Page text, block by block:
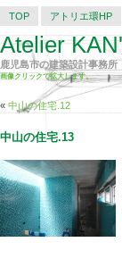
TOP アトリエ環HP
Atelier
鹿児島市の建築設計事務所
画像クリックで拡大します。
« 中山の住宅.12
中山の住宅.13